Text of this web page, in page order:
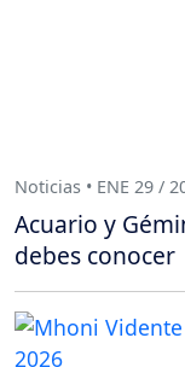
Noticias • ENE 29 /
Acuario y
debes conocer